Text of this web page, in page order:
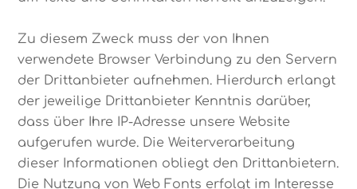
Zu diesem Zweck muss der von Ihnen
verwendete Browser Verbindung zu den Servern
der Drittanbieter aufnehmen. Hierdurch erlangt
der jeweilige Drittanbieter Kenntnis darüber,
dass über Ihre IP-Adresse unsere Website
aufgerufen wurde. Die Weiterverarbeitung
dieser Informationen obliegt den Drittanbietern.
Die Nutzung von Web Fonts erfolgt im Interesse